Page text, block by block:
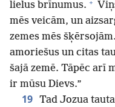
lielus brīnumus. +
mēs veicām, un
zemes mēs šķērsojām.
amoriešus un citas
šajā zemē. Tāpēc arī
ir mūsu Dievs.”
19 Tad Jozua